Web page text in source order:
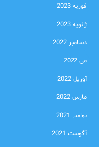
فوریه 2023
ژانویه 2023
دسامبر 2022
می 2022
آوریل 2022
مارس 2022
نوامبر 2021
آگوست 2021